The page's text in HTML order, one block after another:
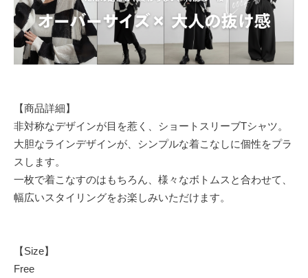
【商品詳細】
非対称なデザインが目を惹く、ショートスリーブTシャツ。
大胆なラインデザインが、シンプルな着こなしに個性をプラ
スします。
一枚で着こなすのはもちろん、様々なボトムスと合わせて、
幅広いスタイリングをお楽しみいただけます。
【Size】
Free